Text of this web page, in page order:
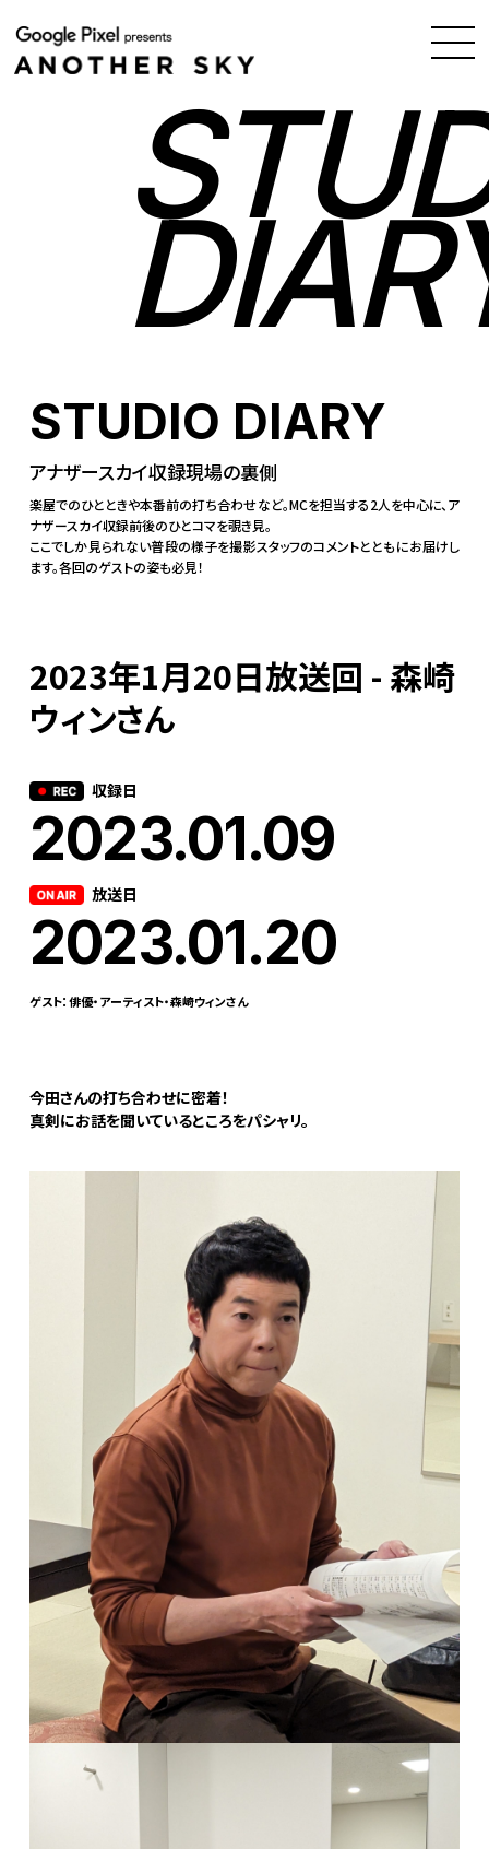
STUDIO DIARY
アナザースカイ収録現場の裏側
楽屋でのひとときや本番前の打ち合わせなど。MCを担当する2人を中心に、ア
ナザースカイ収録前後のひとコマを覗き見。
ここでしか見られない普段の様子を撮影スタッフのコメントとともにお届けし
ます。各回のゲストの姿も必見！
2023年1月20日放送回 - 森崎
ウィンさん
収録日
2023.01.09
放送日
2023.01.20
ゲスト：俳優・アーティスト・森崎ウィンさん
今田さんの打ち合わせに密着！
真剣にお話を聞いているところをパシャリ。